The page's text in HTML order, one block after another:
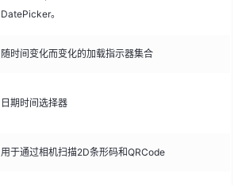
DatePicker。
随时间变化而变化的加载指示器集合
日期时间选择器
用于通过相机扫描2D条形码和QRCode